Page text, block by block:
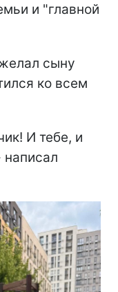
и "главной
сыну
ко всем
И тебе, и